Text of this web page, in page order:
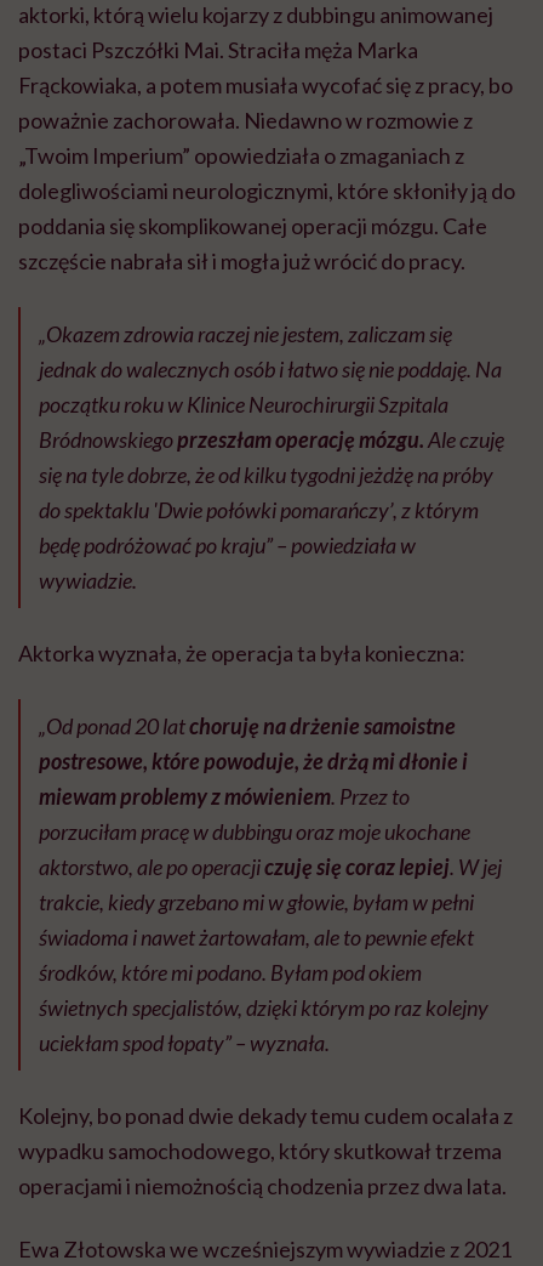
aktorki, którą wielu kojarzy z dubbingu animowanej
postaci Pszczółki Mai. Straciła męża Marka
Frąckowiaka, a potem musiała wycofać się z pracy, bo
poważnie zachorowała. Niedawno w rozmowie z
„Twoim Imperium” opowiedziała o zmaganiach z
dolegliwościami neurologicznymi, które skłoniły ją do
poddania się skomplikowanej operacji mózgu. Całe
szczęście nabrała sił i mogła już wrócić do pracy.
„Okazem zdrowia raczej nie jestem, zaliczam się
jednak do walecznych osób i łatwo się nie poddaję. Na
początku roku w Klinice Neurochirurgii Szpitala
Bródnowskiegoprzeszłam operację mózgu.Ale czuję
się na tyle dobrze, że od kilku tygodni jeżdżę na próby
do spektaklu 'Dwie połówki pomarańczy’, z którym
będę podróżować po kraju” – powiedziała w
wywiadzie.
Aktorka wyznała, że operacja ta była konieczna:
„Od ponad 20 latchoruję na drżenie samoistne
postresowe, które powoduje, że drżą mi dłonie i
miewam problemy z mówieniem. Przez to
porzuciłam pracę w dubbingu oraz moje ukochane
aktorstwo, ale po operacjiczuję się coraz lepiej. W jej
trakcie, kiedy grzebano mi w głowie, byłam w pełni
świadoma i nawet żartowałam, ale to pewnie efekt
środków, które mi podano. Byłam pod okiem
świetnych specjalistów, dzięki którym po raz kolejny
uciekłam spod łopaty” – wyznała.
Kolejny, bo ponad dwie dekady temu cudem ocalała z
wypadku samochodowego, który skutkował trzema
operacjami i niemożnością chodzenia przez dwa lata.
Ewa Złotowska we wcześniejszym wywiadzie z 2021